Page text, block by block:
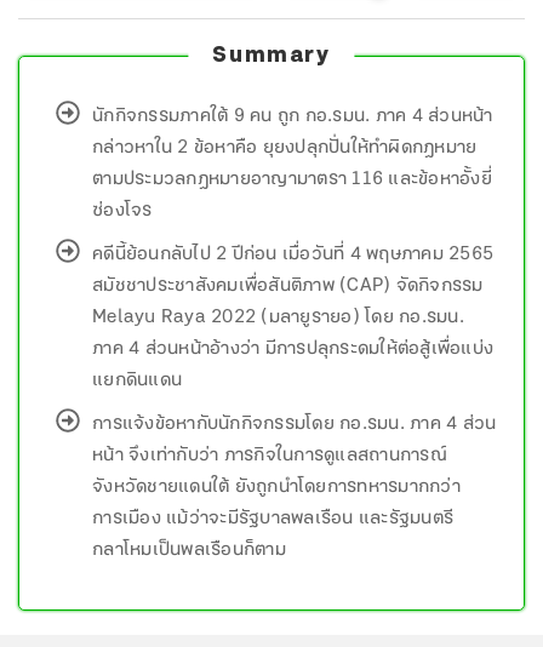
Summary
นักกิจกรรมภาคใต้ 9 คน ถูก กอ.รมน. ภาค 4 ส่วนหน้า
กล่าวหาใน 2 ข้อหาคือ ยุยงปลุกปั่นให้ทำผิดกฎหมาย
ตามประมวลกฎหมายอาญามาตรา 116 และข้อหาอั้งยี่
ซ่องโจร
คดีนี้ย้อนกลับไป 2 ปีก่อน เมื่อวันที่ 4 พฤษภาคม 2565
สมัชชาประชาสังคมเพื่อสันติภาพ (CAP) จัดกิจกรรม
Melayu Raya 2022 (มลายูรายอ) โดย กอ.รมน.
ภาค 4 ส่วนหน้าอ้างว่า มีการปลุกระดมให้ต่อสู้เพื่อแบ่ง
แยกดินแดน
การแจ้งข้อหากับนักกิจกรรมโดย กอ.รมน. ภาค 4 ส่วน
หน้า จึงเท่ากับว่า ภารกิจในการดูแลสถานการณ์
จังหวัดชายแดนใต้ ยังถูกนำโดยการทหารมากกว่า
การเมือง แม้ว่าจะมีรัฐบาลพลเรือน และรัฐมนตรี
กลาโหมเป็นพลเรือนก็ตาม